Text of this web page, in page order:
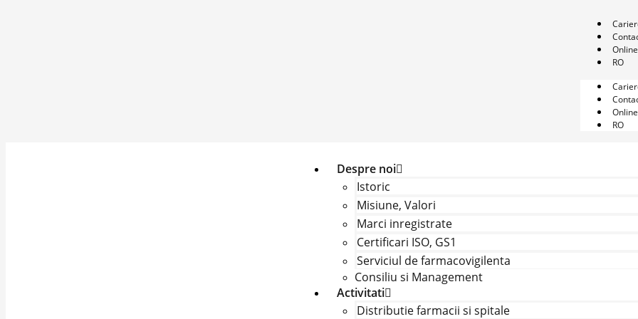
Online
RO
Online
RO
Despre noi
Istoric
Misiune, Valori
Marci inregistrate
Certificari ISO, GS1
Serviciul de farmacovigilenta
Consiliu si Management
Activitati
Distributie farmacii si spitale